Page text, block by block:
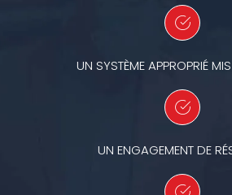
UN SYSTÈME APPROPRIÉ
UN ENGAGEMENT DE